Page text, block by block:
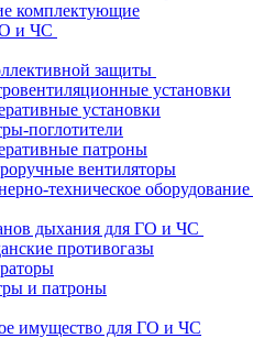
комплектующие
и ЧС
защиты
установки
установки
поглотители
патроны
вентиляторы
техническое оборудование
дыхания для ГО и ЧС
противогазы
и патроны
имущество для ГО и ЧС